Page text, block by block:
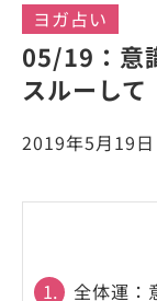
ヨガ占い
05/19：意
スルーして
2019年5月19日
1.
全体運：